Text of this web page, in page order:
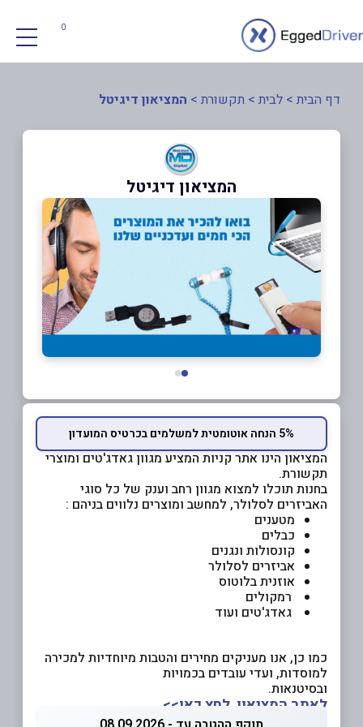
0
דף הבית > לבית > תקשורת > המציאון דיגיטל
המציאון דיגיטל
5% הנחה אוטומטית למשלמים בכרטיס המועדון
המציאון הינו אתר קניות המציע מגוון גאדג'טים ומוצרי
תקשורת.
בחנות תוכלו למצוא מגוון רחב וענק של כל סוגי
האביזרים לסלולר, למחשב ומוצרים נלווים בניהם :
מטענים
כבלים
קונסולות ונגנים
אביזרים לסלולר
אוזנית בלוטוס
רמקולים
גאדג'טים ועוד
כמו כן, אנו מעניקים מחירים והטבות מיוחדיות למכירה
למוסדות, ועדי עובדים בכמויות
ובסיטנאות.
לאתר המציאון לחץ כאן>>